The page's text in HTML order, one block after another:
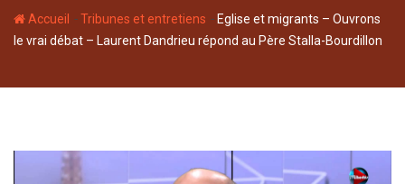
Accueil -Tribunes et entretiens - Eglise et migrants – Ouvrons
le vrai débat – Laurent Dandrieu répond au Père Stalla-Bourdillon